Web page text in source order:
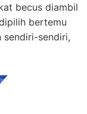
becus diambil
bertemu
sendiri-sendiri,